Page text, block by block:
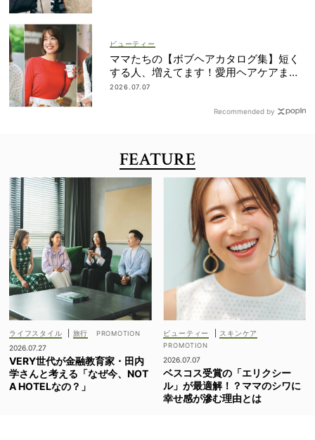
ビューティー
ママたちの【ボブヘアカタログ集】短く
する人、増えてます！愛用ヘアケアまで
全部見せ
2026.07.07
Recommended by
FEATURE
ライフスタイル
旅行
2026.07.27
VERY世代が金融教育家・田内
学さんと考える「なぜ今、NOT
A HOTELなの？」
ビューティー スキンケア
2026.07.07
ベスコス受賞の「エリクシー
ル」が最適解！？ママのシワに
幸せ感が滲む理由とは